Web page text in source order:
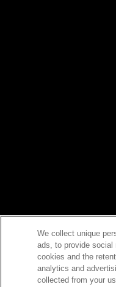
We collect unique
ads, to provide
cookies and the
analytics and
collected from your